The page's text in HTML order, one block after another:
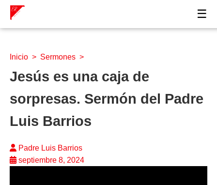
☰
Inicio > Sermones >
Jesús es una caja de
sorpresas. Sermón del Padre
Luis Barrios
Padre Luis Barrios
septiembre 8, 2024